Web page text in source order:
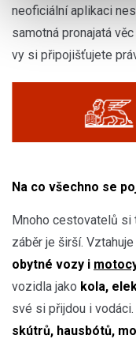
neoficiální aplikaci
samotná pronajatá
vy si připojišťujete
Na co všechno se
Mnoho cestovatelů si
záběr je širší.
obytné vozy i
vozidla jako kola,
své si přijdou i
skútrů, hausbótů,